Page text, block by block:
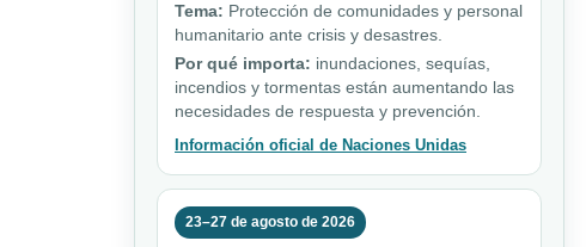
Tema: Protección de comunidades y personal
humanitario ante crisis y desastres.
Por qué importa: inundaciones, sequías,
incendios y tormentas están aumentando las
necesidades de respuesta y prevención.
Información oficial de Naciones Unidas
23–27 de agosto de 2026